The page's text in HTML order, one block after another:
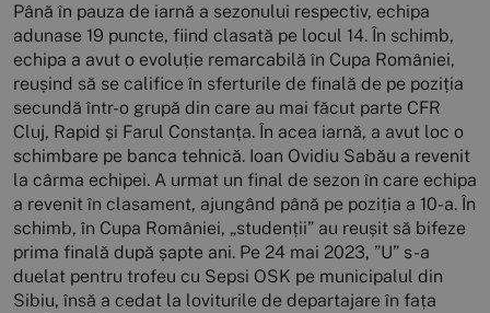
Până în pauza de iarnă a sezonului respectiv, echipa
adunase 19 puncte, fiind clasată pe locul 14. În schimb,
echipa a avut o evoluție remarcabilă în Cupa României,
reușind să se califice în sferturile de finală de pe poziția
secundă într-o grupă din care au mai făcut parte CFR
Cluj, Rapid și Farul Constanța. În acea iarnă, a avut loc o
schimbare pe banca tehnică. Ioan Ovidiu Sabău a revenit
la cârma echipei. A urmat un final de sezon în care echipa
a revenit în clasament, ajungând până pe poziția a 10-a. În
schimb, în Cupa României, „studenții” au reușit să bifeze
prima finală după șapte ani. Pe 24 mai 2023, ”U” s-a
duelat pentru trofeu cu Sepsi OSK pe municipalul din
Sibiu, însă a cedat la loviturile de departajare în fața